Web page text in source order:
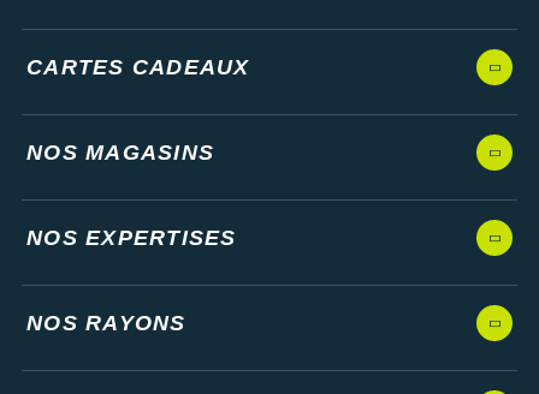
CARTES CADEAUX
NOS MAGASINS
NOS EXPERTISES
NOS RAYONS